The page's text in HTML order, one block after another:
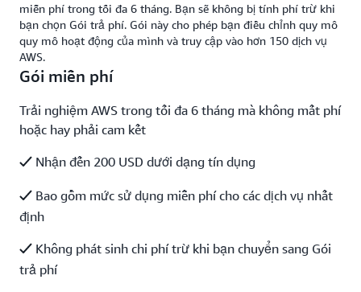
miễn phí trong tối đa 6 tháng. Bạn sẽ không bị tính phí trừ khi
bạn chọn Gói trả phí. Gói này cho phép bạn điều chỉnh quy mô
quy mô hoạt động của mình và truy cập vào hơn 150 dịch vụ
AWS.
Gói miễn phí
Trải nghiệm AWS trong tối đa 6 tháng mà không mất phí
hoặc hay phải cam kết
Nhận đến 200 USD dưới dạng tín dụng
Bao gồm mức sử dụng miễn phí cho các dịch vụ nhất
định
Không phát sinh chi phí trừ khi bạn chuyển sang Gói
trả phí